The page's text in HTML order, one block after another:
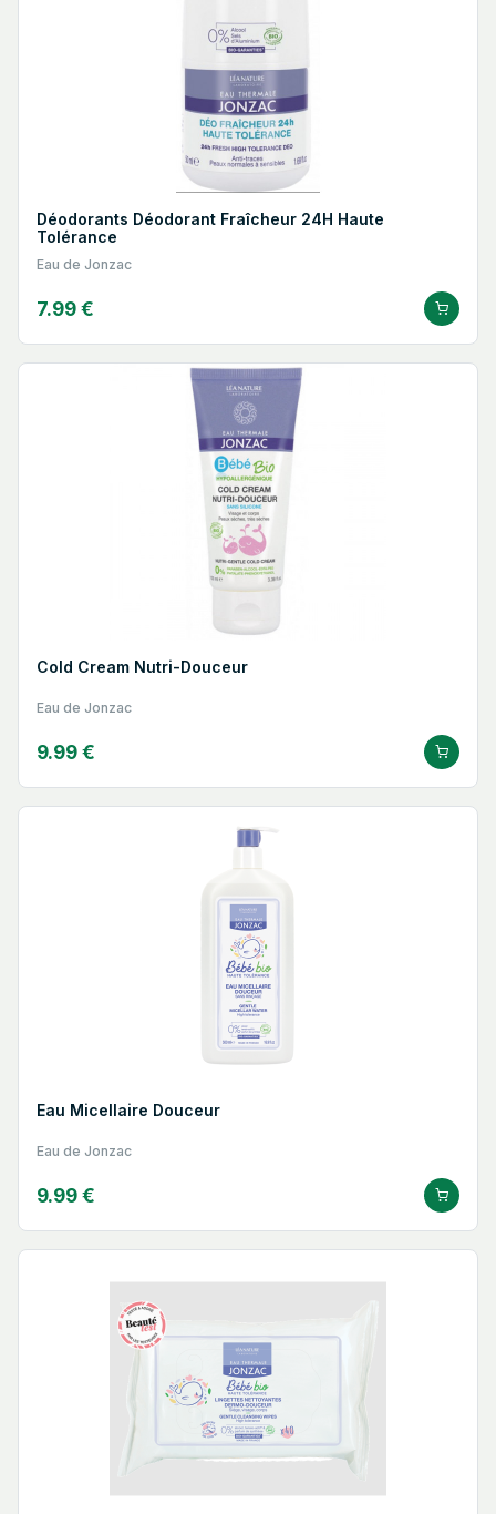
Déodorants Déodorant Fraîcheur 24H Haute
Tolérance
Eau de Jonzac
7.99 €
Cold Cream Nutri-Douceur
Eau de Jonzac
9.99 €
Eau Micellaire Douceur
Eau de Jonzac
9.99 €